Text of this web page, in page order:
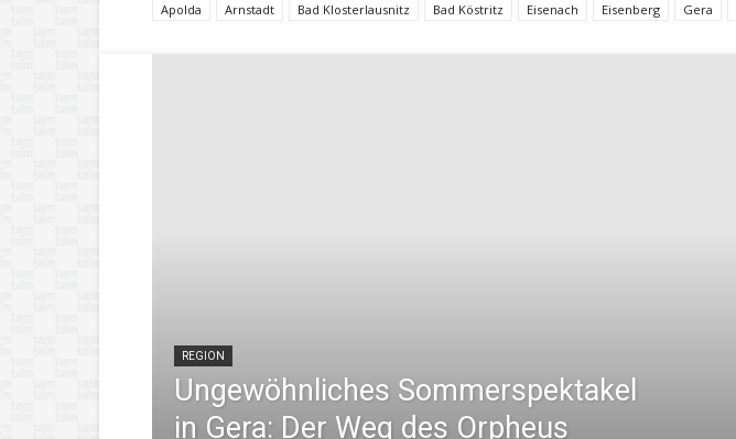
Apolda Arnstadt Bad Klosterlausnitz Bad Köstritz Eisenach Eisenberg Gera
REGION
Ungewöhnliches Sommerspektakel
in Gera: Der Weg des Orpheus